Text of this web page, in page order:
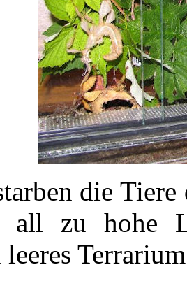
die Tiere
zu hohe